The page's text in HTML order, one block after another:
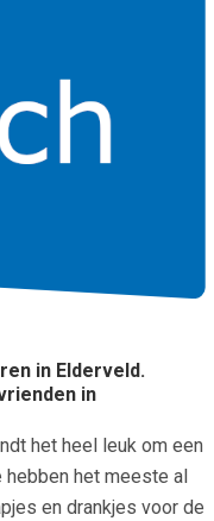
in Elderveld.
in
het heel leuk om een
het meeste al
en drankjes voor de